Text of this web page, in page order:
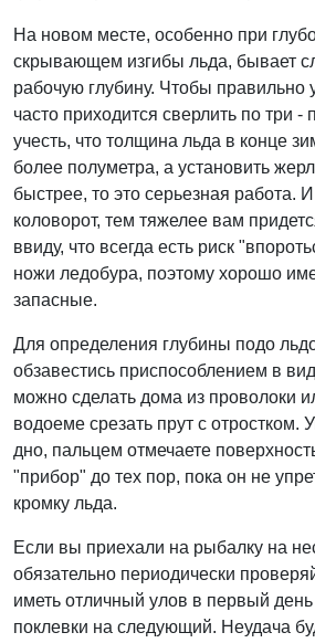
На новом месте, особенно при
скрывающем изгибы льда, бывает
рабочую глубину. Чтобы правильно
часто приходится сверлить по три -
учесть, что толщина льда в конце
более полуметра, а установить
быстрее, то это серьезная работа.
коловорот, тем тяжелее вам
ввиду, что всегда есть риск
ножи ледобура, поэтому хорошо
запасные.
Для определения глубины подо
обзавестись приспособлением в
можно сделать дома из проволоки
водоеме срезать прут с отростком.
дно, пальцем отмечаете
"прибор" до тех пор, пока он не
кромку льда.
Если вы приехали на рыбалку на
обязательно периодически
иметь отличный улов в первый день
поклевки на следующий. Неудача